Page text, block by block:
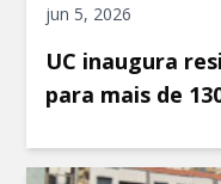
jun 5, 2026
UC inaugura
para mais de